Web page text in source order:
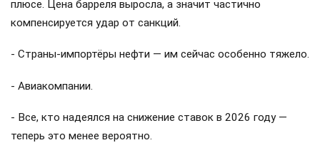
плюсе. Цена барреля выросла, а значит частично
компенсируется удар от санкций.
- Страны-импортёры нефти — им сейчас особенно тяжело.
- Авиакомпании.
- Все, кто надеялся на снижение ставок в 2026 году —
теперь это менее вероятно.